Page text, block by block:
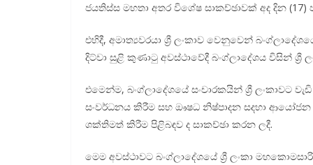
ජයතිස්ස මහතා අතර විශේෂ සාකච්ඡාවක් අද දින (17)
එහිදී, අමාත්‍යවරයා ශ්‍රී ලංකාව වෙනුවෙන්
දිට්වා සුළි කුණාටු අවස්ථාවේදී බංග්ලාදේශය විසින්
එමෙන්ම, බංග්ලාදේශයේ සංචාරකයින් ශ්‍රී ලංකාවට
සංවර්ධනය කිරීම සහ ඖෂධ නිෂ්පාදන සදහා ආයෝජන
ශක්තිමත් කිරීම පිළිබඳව ද සාකච්ඡා කරන ලදී.
මෙම අවස්ථාවට බංග්ලාදේශයේ ශ්‍රී ලංකා